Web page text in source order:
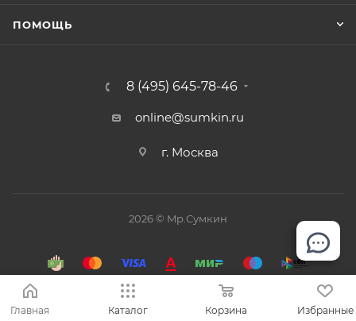
ПОМОЩЬ
8 (495) 645-78-46
online@sumkin.ru
г. Москва
2026 © Mр.Сумкин
Главная Каталог Корзина Избранные